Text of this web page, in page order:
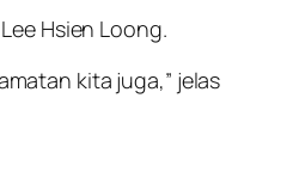
Hsien Loong.
kita juga,” jelas